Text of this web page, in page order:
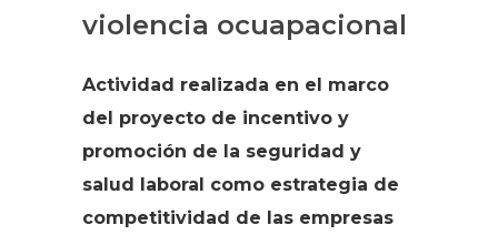
violencia ocuapacional
Actividad realizada en el marco
del proyecto de incentivo y
promoción de la seguridad y
salud laboral como estrategia de
competitividad de las empresas